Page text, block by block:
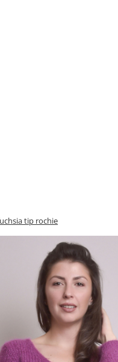
tip rochie